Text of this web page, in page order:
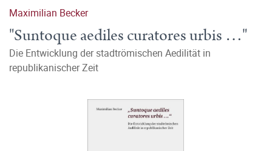
Maximilian Becker
"Suntoque aediles curatores urbis …"
Die Entwicklung der stadtrömischen Aedilität in
republikanischer Zeit